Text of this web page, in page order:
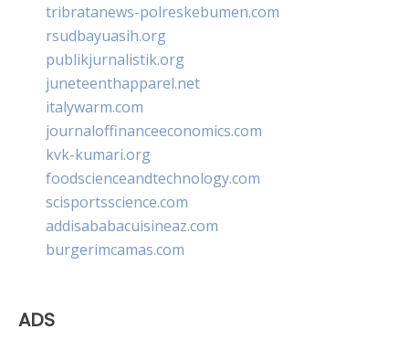
tribratanews-polreskebumen.com
rsudbayuasih.org
publikjurnalistik.org
juneteenthapparel.net
italywarm.com
journaloffinanceeconomics.com
kvk-kumari.org
foodscienceandtechnology.com
scisportsscience.com
addisababacuisineaz.com
burgerimcamas.com
ADS